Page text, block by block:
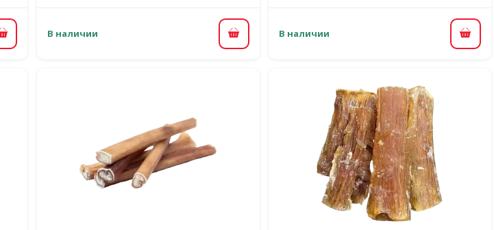
В корзинуВ наличии В корзинуВ наличии В